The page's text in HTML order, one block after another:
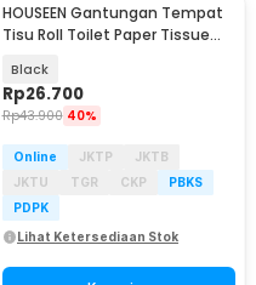
HOUSEEN Gantungan Tempat
Tisu Roll Toilet Paper Tissue
Black
Rp26.700
Rp43.900 40%
Online JKTP
JKTB
JKTU
TGR CKP
PBKS
PDPK
Lihat Ketersediaan Stok